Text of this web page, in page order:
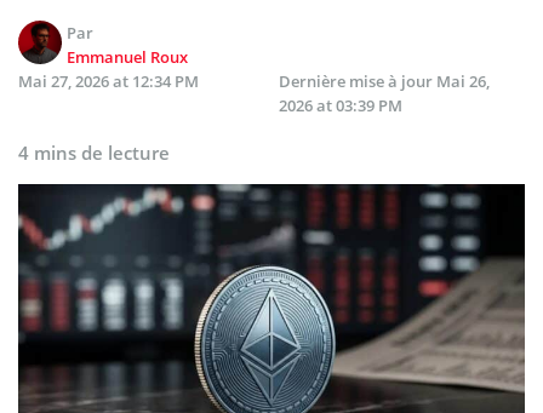
Par
Emmanuel Roux
Mai 27, 2026 at 12:34 PM
Dernière mise à jour Mai 26,
2026 at 03:39 PM
4 mins de lecture